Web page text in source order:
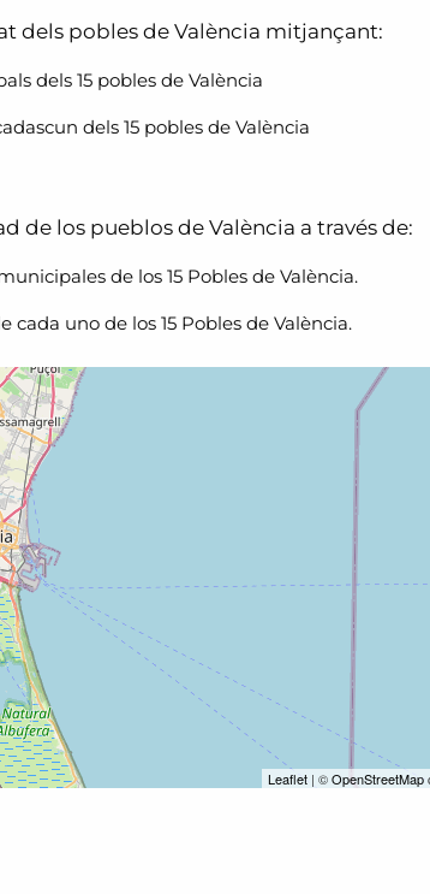
dels pobles de València mitjançant:
dels 15 pobles de València
dels 15 pobles de València
de los pueblos de València a través de:
de los 15 Pobles de València.
uno de los 15 Pobles de València.
Leaflet | ©OpenStreetMap